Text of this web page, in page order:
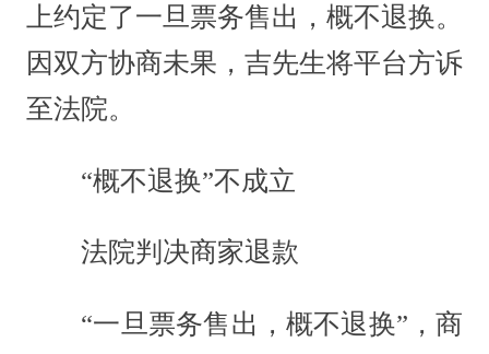
上约定了一旦票务售出，概不退换。
因双方协商未果，吉先生将平台方诉
至法院。
“概不退换”不成立
法院判决商家退款
“一旦票务售出，概不退换”，商